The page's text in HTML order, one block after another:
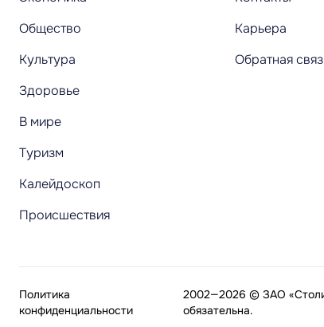
Общество
Культура
Здоровье
В мире
Туризм
Калейдоскоп
Происшествия
Карьера
Обратная
2002—2026 © ЗАО
обязательна.
Политика
конфиденциальности